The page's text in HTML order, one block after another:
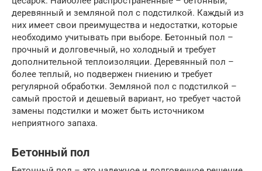
деревянный и земляной пол с подстилкой. Каждый из
них имеет свои преимущества и недостатки, которые
необходимо учитывать при выборе. Бетонный пол –
прочный и долговечный, но холодный и требует
дополнительной теплоизоляции. Деревянный пол –
более теплый, но подвержен гниению и требует
регулярной обработки. Земляной пол с подстилкой –
самый простой и дешевый вариант, но требует частой
замены подстилки и может быть источником
неприятного запаха.
Бетонный пол